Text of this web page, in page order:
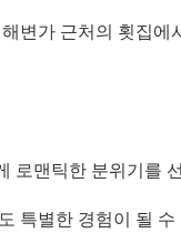
변가 근처의 횟집
로맨틱한 분위기를
특별한 경험이 될 수